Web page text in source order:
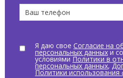
Я даю свое Согласие на
персональных данныхи
условиями Политики в
персональных данных,
Политики